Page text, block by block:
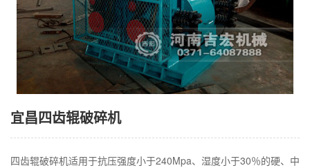
宜昌四齿辊破碎机
四齿辊破碎机适用于抗压强度小于240Mpa、湿度小于30％的硬、中